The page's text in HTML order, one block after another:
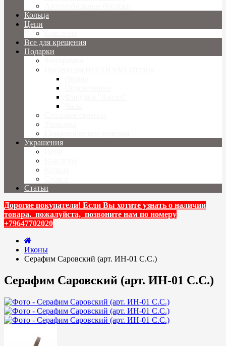
Кольца
Цепи
Все для крещения
Подарки
Украшения
Статьи
Дорогие покупатели! Если Вы хотите узнать о наличии
товара, пожалуйста, позвоните нам по номеру
+79647702020
Иконы
Серафим Саровский (арт. ИН-01 С.С.)
Серафим Саровский (арт. ИН-01 С.С.)